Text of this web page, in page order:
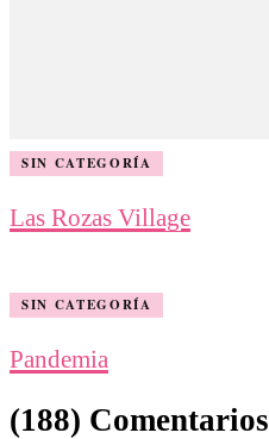
SIN CATEGORÍA
Las Rozas Village
SIN CATEGORÍA
Pandemia
(188) Comentarios